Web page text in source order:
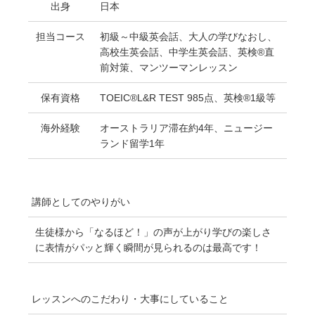
出身 日本
担当コース
初級～中級英会話、大人の学びなおし、
高校生英会話、中学生英会話、英検®直
前対策、マンツーマンレッスン
保有資格 TOEIC®L&R TEST 985点、英検®1級等
海外経験
オーストラリア滞在約4年、ニュージー
ランド留学1年
講師としてのやりがい
生徒様から「なるほど！」の声が上がり学びの楽しさ
に表情がパッと輝く瞬間が見られるのは最高です！
レッスンへのこだわり・ 大事にしていること